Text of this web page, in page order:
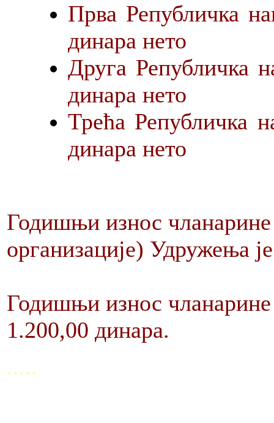
Прва Републичка
динара нето
Друга Републичка
динара нето
Трећа Републичка
динара нето
Годишњи износ
организације) Удружења
Годишњи износ чланарине
1.200,00 динара.
.....